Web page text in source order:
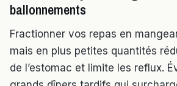
ballonnements
Fractionner vos repas en
mais en plus petites quantités
de l’estomac et limite les reflux.